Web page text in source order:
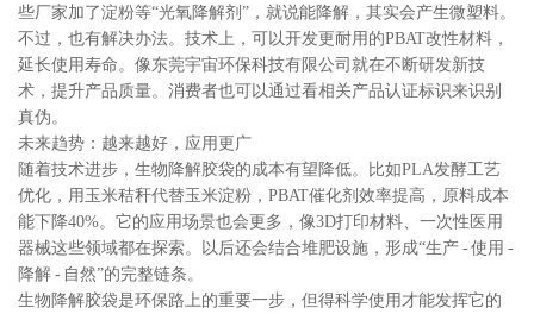
些厂家加了淀粉等“光氧降解剂”，就说能降解，其实会产生微塑料。
不过，也有解决办法。技术上，可以开发更耐用的PBAT改性材料，
延长使用寿命。像东莞宇宙环保科技有限公司就在不断研发新技
术，提升产品质量。消费者也可以通过看相关产品认证标识来识别
真伪。
未来趋势：越来越好，应用更广
随着技术进步，生物降解胶袋的成本有望降低。比如PLA发酵工艺
优化，用玉米秸秆代替玉米淀粉，PBAT催化剂效率提高，原料成本
能下降40%。它的应用场景也会更多，像3D打印材料、一次性医用
器械这些领域都在探索。以后还会结合堆肥设施，形成“生产 - 使用 -
降解 - 自然”的完整链条。
生物降解胶袋是环保路上的重要一步，但得科学使用才能发挥它的